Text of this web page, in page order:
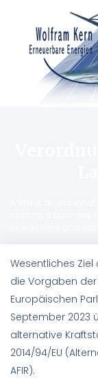
Wesentliches Ziel
die Vorgaben der
Europäischen
September 2023
alternative
2014/94/EU
AFIR).